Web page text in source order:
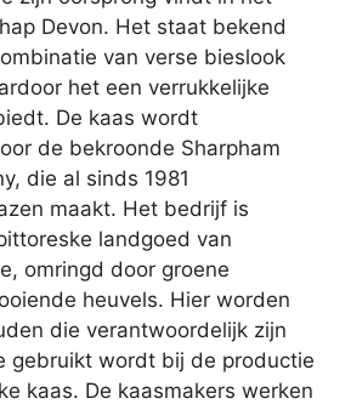
Devon. Het staat bekend
van verse bieslook
het een verrukkelijke
De kaas wordt
de bekroonde Sharpham
die al sinds 1981
maakt. Het bedrijf is
landgoed van
omringd door groene
heuvels. Hier worden
die verantwoordelijk zijn
gebruikt wordt bij de productie
kaas. De kaasmakers werken